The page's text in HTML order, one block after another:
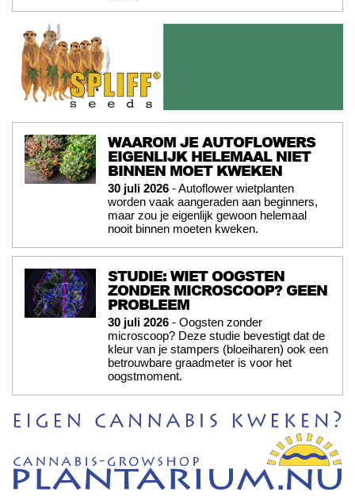
WAAROM JE AUTOFLOWERS
EIGENLIJK HELEMAAL NIET
BINNEN MOET KWEKEN
30 juli 2026 - Autoflower wietplanten
worden vaak aangeraden aan beginners,
maar zou je eigenlijk gewoon helemaal
nooit binnen moeten kweken.
STUDIE: WIET OOGSTEN
ZONDER MICROSCOOP? GEEN
PROBLEEM
30 juli 2026 - Oogsten zonder
microscoop? Deze studie bevestigt dat de
kleur van je stampers (bloeiharen) ook een
betrouwbare graadmeter is voor het
oogstmoment.